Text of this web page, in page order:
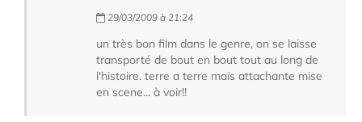
29/03/2009 à 21:24
un très bon film dans le genre, on se laisse
transporté de bout en bout tout au long de
l'histoire. terre a terre mais attachante mise
en scene... à voir!!